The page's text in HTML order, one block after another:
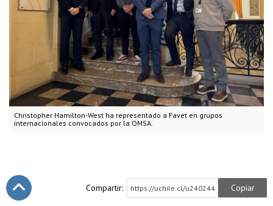
Christopher Hamilton-West ha representado a Favet en grupos
internacionales convocados por la OMSA.
Compartir: https://uchile.cl/u240244 Copiar